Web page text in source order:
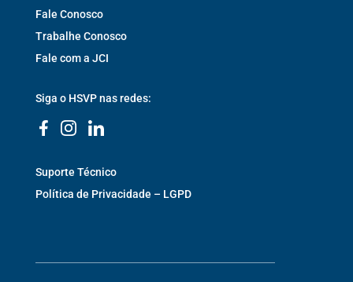
Fale Conosco
Trabalhe Conosco
Fale com a JCI
Siga o HSVP nas redes:
Suporte Técnico
Política de Privacidade – LGPD